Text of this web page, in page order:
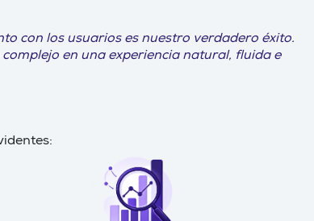
con los usuarios es nuestro verdadero éxito.
en una experiencia natural, fluida e